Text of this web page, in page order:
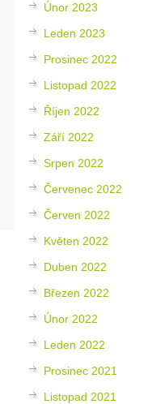
Únor 2023
Leden 2023
Prosinec 2022
Listopad 2022
Říjen 2022
Září 2022
Srpen 2022
Červenec 2022
Červen 2022
Květen 2022
Duben 2022
Březen 2022
Únor 2022
Leden 2022
Prosinec 2021
Listopad 2021